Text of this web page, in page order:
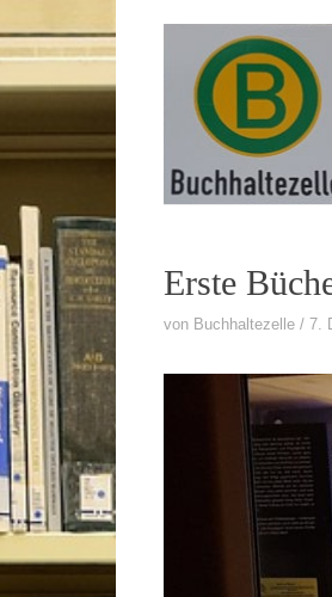
springen
Erste
von Buchhaltezelle 7.